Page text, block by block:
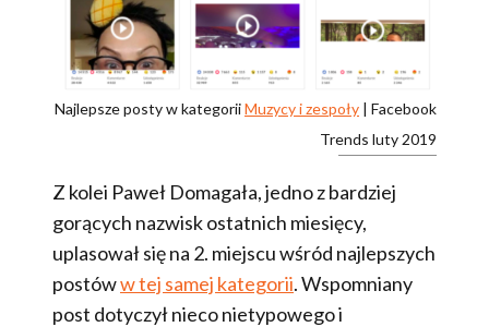
Najlepsze posty w kategoriiMuzycy i zespoły | Facebook
Trends luty 2019
Z kolei Paweł Domagała, jedno z bardziej
gorących nazwisk ostatnich miesięcy,
uplasował się na 2. miejscu wśród najlepszych
postóww tej samej kategorii. Wspomniany
post dotyczył nieco nietypowego i